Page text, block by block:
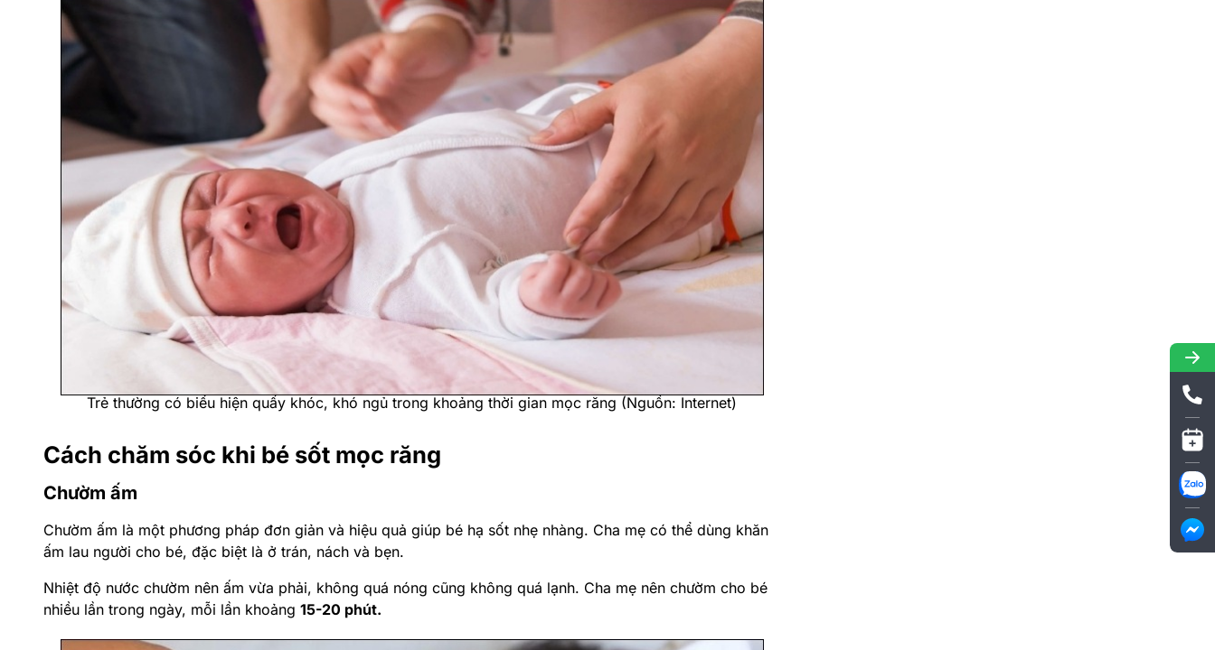
Phần nướu bị sưng đỏ khi bé đang mọc răng (Nguồn: Internet)
Một số dấu hiệu khác
Ngoài sốt và sưng nướu, bé mọc răng còn có thể có một số biểu hiện khác như:chảy nhiều nước dãi, thích
gặm đồ vật, biếng ăn, quấy khóc, khó ngủ,…
Những dấu hiệu này thườngxuất hiện đồng thời
với sốt và sưng nướu, nhưng không phải bé nào cũng có
đầy đủ các triệu chứng này. Mức độ biểu hiện cũng khác nhau tùy thuộc vào từng bé.